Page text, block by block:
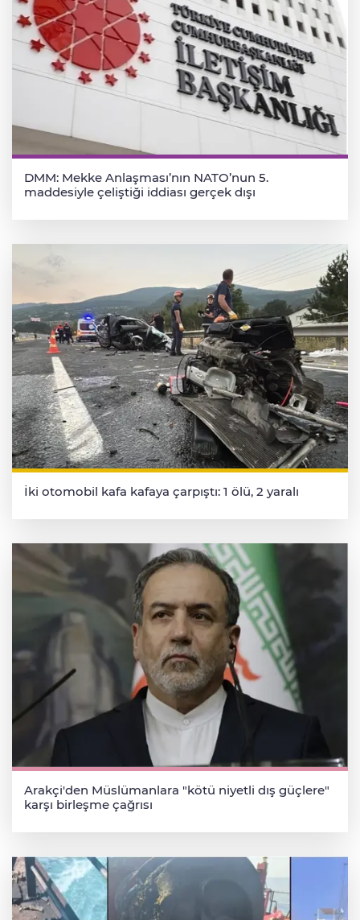
DMM: Mekke Anlaşması’nın NATO’nun 5.
maddesiyle çeliştiği iddiası gerçek dışı
İki otomobil kafa kafaya çarpıştı: 1 ölü, 2 yaralı
Arakçi'den Müslümanlara "kötü niyetli dış güçlere"
karşı birleşme çağrısı